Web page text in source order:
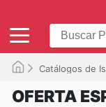
Catálogos de
OFERTA